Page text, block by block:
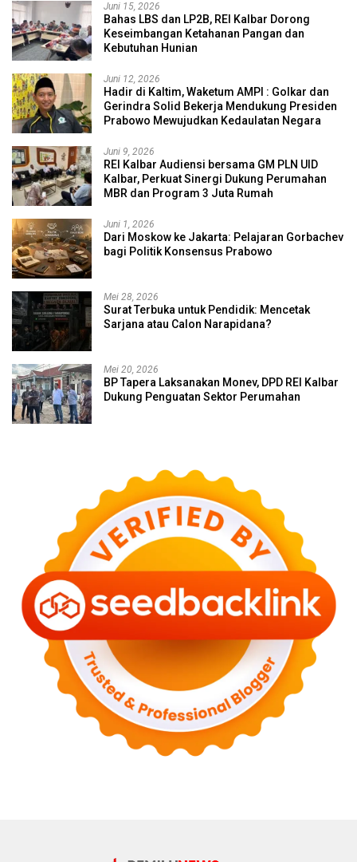
Juni 15, 2026
Bahas LBS dan LP2B, REI Kalbar Dorong
Keseimbangan Ketahanan Pangan dan
Kebutuhan Hunian
Juni 12, 2026
Hadir di Kaltim, Waketum AMPI : Golkar dan
Gerindra Solid Bekerja Mendukung Presiden
Prabowo Mewujudkan Kedaulatan Negara
Juni 9, 2026
REI Kalbar Audiensi bersama GM PLN UID
Kalbar, Perkuat Sinergi Dukung Perumahan
MBR dan Program 3 Juta Rumah
Juni 1, 2026
Dari Moskow ke Jakarta: Pelajaran Gorbachev
bagi Politik Konsensus Prabowo
Mei 28, 2026
Surat Terbuka untuk Pendidik: Mencetak
Sarjana atau Calon Narapidana?
Mei 20, 2026
BP Tapera Laksanakan Monev, DPD REI Kalbar
Dukung Penguatan Sektor Perumahan